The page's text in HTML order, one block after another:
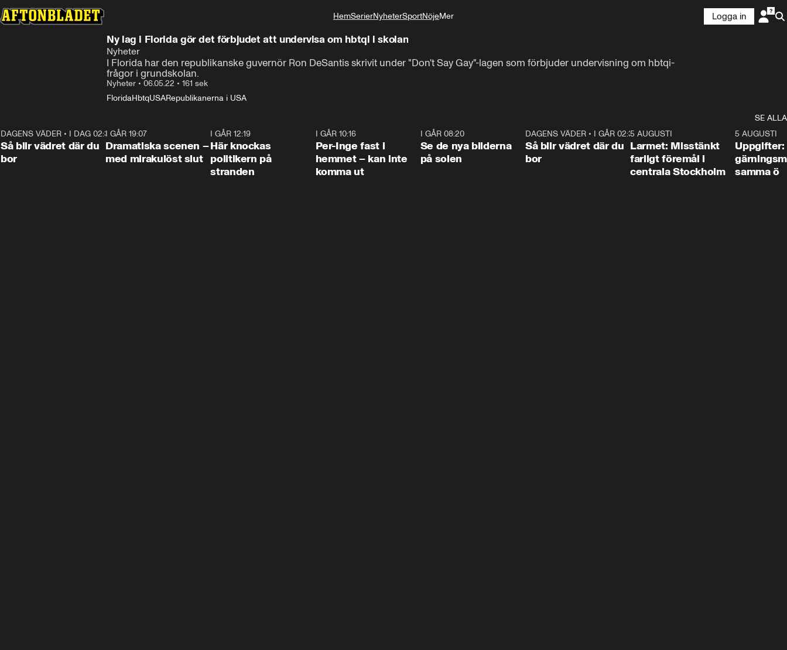
HemSerierNyheterSportNöjeMer
Logga in
Ny lag i Florida gör det förbjudet att undervisa om hbtqi i skolan
Nyheter
I Florida har den republikanske guvernör Ron DeSantis skrivit under "Don't Say Gay"-lagen som förbjuder undervisning om hbtqi-
frågor i grundskolan.
Nyheter • 06.05.22 • 161 sek
FloridaHbtqUSARepublikanerna i USA
SE ALLA
1:06
DAGENS VÄDER • I DAG 02:30
Så blir vädret där du
bor
I GÅR 19:07
Dramatiska scenen –
med mirakulöst slut
I GÅR 12:19
Här knockas
politikern på
stranden
I GÅR 10:16
Per-Inge fast i
hemmet – kan inte
komma ut
I GÅR 08:20
Se de nya bilderna
på solen
1:06
DAGENS VÄDER• I GÅR 02:30
Så blir vädret där du
bor
0:35
5 AUGUSTI
Larmet: Misstänkt
farligt föremål i
centrala Stockholm
5 AUGUSTI
Uppgifter:
samma ö